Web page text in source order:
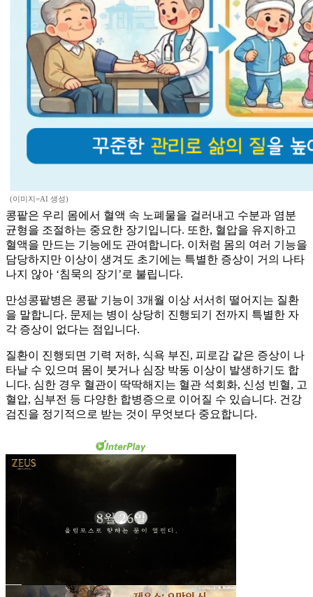
(이미지=AI 생성)
콩팥은 우리 몸에서 혈액 속 노폐물을 걸러내고 수분과 염분
균형을 조절하는 중요한 장기입니다. 또한, 혈압을 유지하고
혈액을 만드는 기능에도 관여합니다. 이처럼 몸의 여러 기능을
담당하지만 이상이 생겨도 초기에는 특별한 증상이 거의 나타
나지 않아 ‘침묵의 장기’로 불립니다.
만성콩팥병은 콩팥 기능이 3개월 이상 서서히 떨어지는 질환
을 말합니다. 문제는 병이 상당히 진행되기 전까지 특별한 자
각 증상이 없다는 점입니다.
질환이 진행되면 기력 저하, 식욕 부진, 피로감 같은 증상이 나
타날 수 있으며 몸이 붓거나 심장 박동 이상이 발생하기도 합
니다. 심한 경우 혈관이 딱딱해지는 혈관 석회화, 신성 빈혈, 고
혈압, 심부전 등 다양한 합병증으로 이어질 수 있습니다. 건강
검진을 정기적으로 받는 것이 무엇보다 중요합니다.